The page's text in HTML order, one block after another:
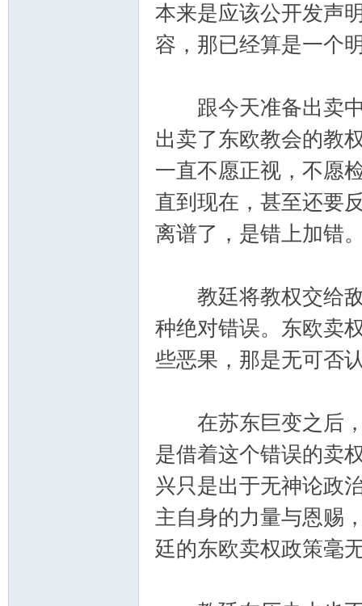
本来是应该公开发声
容，那已经算是一个
跟今天准备出卖中
出卖了东欧教会的教
一直不愿正视，不愿
直到现在，甚至还要
离谱了，是错上加错
教廷将教权交给敌
种绝对错误。东欧卖
些恶果，那是无可否
在苏东巨变之后，
是借着这个错误的卖
兴只是出于无神论政
主自身的力量与恩赐
廷的东欧卖权政策毫